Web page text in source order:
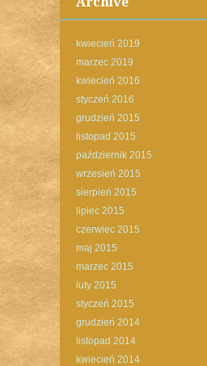
kwiecień 2019
marzec 2019
kwiecień 2016
styczeń 2016
grudzień 2015
listopad 2015
październik 2015
wrzesień 2015
sierpień 2015
lipiec 2015
czerwiec 2015
maj 2015
marzec 2015
luty 2015
styczeń 2015
grudzień 2014
listopad 2014
kwiecień 2014